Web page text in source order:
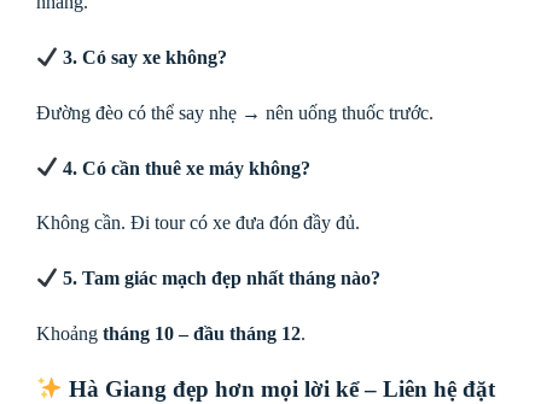
3. Có say xe không?
Đường đèo có thể say nhẹ → nên uống thuốc trước.
4. Có cần thuê xe máy không?
Không cần. Đi tour có xe đưa đón đầy đủ.
5. Tam giác mạch đẹp nhất tháng nào?
Khoảng tháng 10 – đầu tháng 12.
Hà Giang đẹp hơn mọi lời kể – Liên hệ đặt